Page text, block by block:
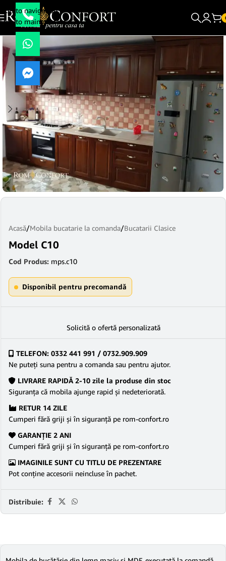
Skip to navigation
Skip to main content
Acasă/Mobila bucatarie la comanda/Bucatarii Clasice
Model C10
Cod Produs: mps.c10
Disponibil pentru precomandă
Solicită o ofertă personalizată
TELEFON: 0332 441 991 / 0732.909.909
Ne puteţi suna pentru a comanda sau pentru ajutor.
LIVRARE RAPIDĂ 2-10 zile la produse din stoc
Siguranţa că mobila ajunge rapid şi nedeteriorată.
RETUR 14 ZILE
Cumperi fără griji şi în siguranţă pe rom-confort.ro
GARANŢIE 2 ANI
Cumperi fără griji şi în siguranţă pe rom-confort.ro
IMAGINILE SUNT CU TITLU DE PREZENTARE
Pot conține accesorii neincluse în pachet.
Distribuie: